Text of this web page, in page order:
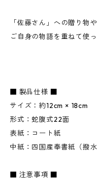
「佐藤さん」への贈り物や
ご自身の物語を重ねて使
■ 製品仕様 ■
サイズ：約12cm × 18cm
形式：蛇腹式22面
表紙：コート紙
中紙：四国産奉書紙（撥水
■ 注意事項 ■